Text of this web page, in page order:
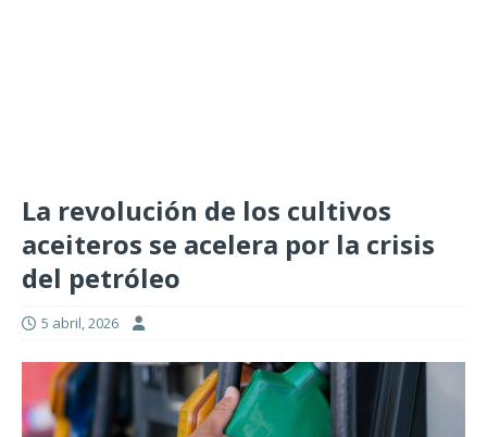
La revolución de los cultivos
aceiteros se acelera por la crisis
del petróleo
5 abril, 2026